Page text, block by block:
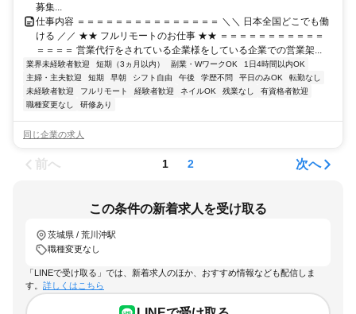
募集...
仕事内容 ＝＝＝＝＝＝＝＝＝＝＝＝＝＝＝ ＼＼ 日本全国どこでも働
ける ／／ ★★ フルリモートのお仕事 ★★ ＝＝＝＝＝＝＝＝＝＝＝
＝＝＝＝ 営業代行をされている企業様をしている企業での営業架...
業界未経験者歓迎 短期（3ヵ月以内） 副業・WワークOK
1日4時間以内OK
主婦・主夫歓迎
短期 早朝 シフト自由 午後 学歴不問 平日のみOK
転勤なし
未経験者歓迎
フルリモート 経験者歓迎 ネイルOK 残業なし
有資格者歓迎
職種変更なし
研修あり
同じ企業の求人
前へ 1 2 次へ
この条件の新着求人を受け取る
茨城県 / 荒川沖駅
職種変更なし
「LINEで受け取る」では、新着求人のほか、おすすめ情報なども配信しま
す。 詳しくはこちら